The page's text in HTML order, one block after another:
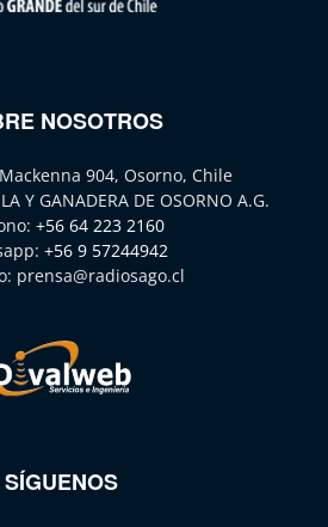
NOSOTROS
904, Osorno, Chile
Y GANADERA DE OSORNO A.G.
+56 64 223 2160
+56 9 57244942
prensa@radiosago.cl
SÍGUENOS